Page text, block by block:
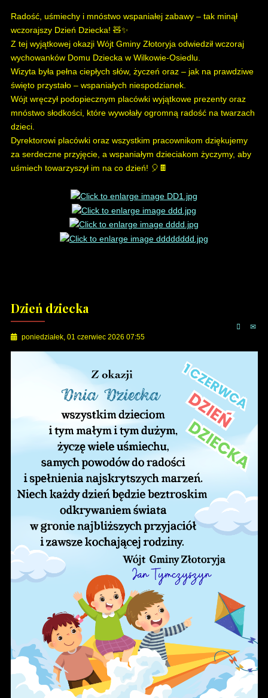
Radość, uśmiechy i mnóstwo wspaniałej zabawy – tak minął
wczorajszy Dzień Dziecka! 🧸✨
Z tej wyjątkowej okazji Wójt Gminy Złotoryja odwiedził wczoraj
wychowanków Domu Dziecka w Wilkowie-Osiedlu.
Wizyta była pełna ciepłych słów, życzeń oraz – jak na prawdziwe
święto przystało – wspaniałych niespodzianek.
Wójt wręczył podopiecznym placówki wyjątkowe prezenty oraz
mnóstwo słodkości, które wywołały ogromną radość na twarzach
dzieci.
Dyrektorowi placówki oraz wszystkim pracownikom dziękujemy
za serdeczne przyjęcie, a wspaniałym dzieciakom życzymy, aby
uśmiech towarzyszył im na co dzień! 🎈🍫
Dzień dziecka
poniedziałek, 01 czerwiec 2026 07:55